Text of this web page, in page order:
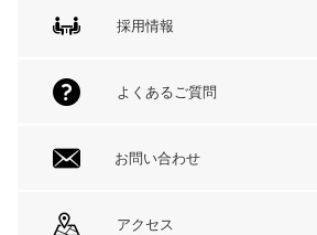
採用情報
よくあるご質問
お問い合わせ
アクセス